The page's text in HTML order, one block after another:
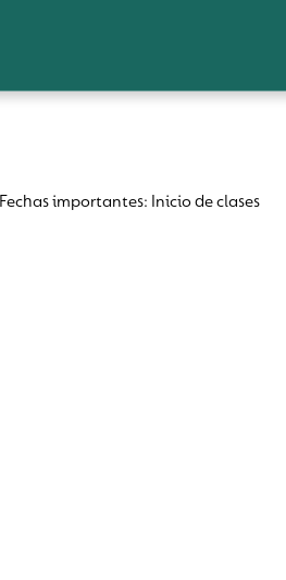
Fechas importantes: Inicio de clases